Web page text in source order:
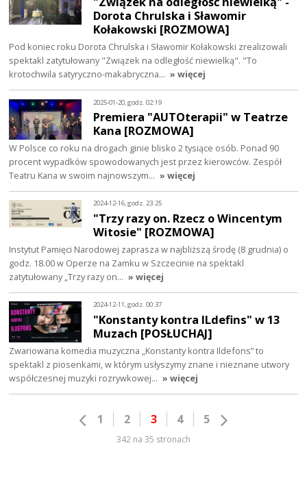
Dorota Chrulska i Sławomir
Kołakowski [ROZMOWA]
Pod koniec roku Dorota Chrulska i Sławomir Kołakowski zrealizowali
spektakl zatytułowany "Związek na odległość niewielką". "To
krotochwila satyryczno-makabryczna… » więcej
2025-01-20, godz. 02:19
Premiera "AUTOterapii" w Teatrze
Kana [ROZMOWA]
W Polsce co roku na drogach ginie blisko 2 tysiące osób. Ponad 90
procent wypadków spowodowanych jest przez kierowców. Zespół
Teatru Kana w swoim najnowszym… » więcej
2024-12-16, godz. 23:25
"Trzy razy on. Rzecz o Wincentym
Witosie" [ROZMOWA]
Instytut Pamięci Narodowej zaprasza w najbliższą środę (8 grudnia) o
godz. 18.00 w Operze na Zamku w Szczecinie na spektakl
zatytułowany „Trzy razy on… » więcej
2024-12-11, godz. 00:37
"Konstanty kontra ILdefins" w 13
Muzach [POSŁUCHAJ]
Zwariowana komedia muzyczna „Konstanty kontra Ildefons” to
spektakl z piosenkami, w którym usłyszymy znane i nieznane utwory
współczesnej muzyki rozrywkowej… » więcej
1 2 3 4 5
342 na 35 stronach